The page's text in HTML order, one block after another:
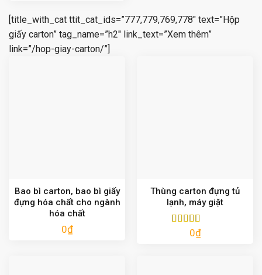
[title_with_cat ttit_cat_ids=”777,779,769,778″ text=”Hộp
giấy carton” tag_name=”h2″ link_text=”Xem thêm”
link=”/hop-giay-carton/”]
Bao bì carton, bao bì giấy
đựng hóa chất cho ngành
hóa chất
0₫
Thùng carton đựng tủ
lạnh, máy giặt
Được xếp
0₫